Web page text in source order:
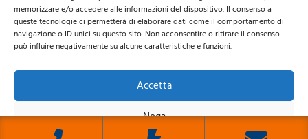
memorizzare e/o accedere alle informazioni del dispositivo. Il consenso a
queste tecnologie ci permetterà di elaborare dati come il comportamento di
navigazione o ID unici su questo sito. Non acconsentire o ritirare il consenso
può influire negativamente su alcune caratteristiche e funzioni.
Accetta
Nega
© 2026 Clima Group Impianti Srls P.IVA: 17771951005
Privacy
CookiePolicy | Mappa del Sito